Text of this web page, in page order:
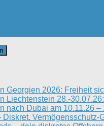
Georgien 2026: Freiheit
Liechtenstein 28.-
nach Dubai am 10.11.26 –
Vermögensschutz-